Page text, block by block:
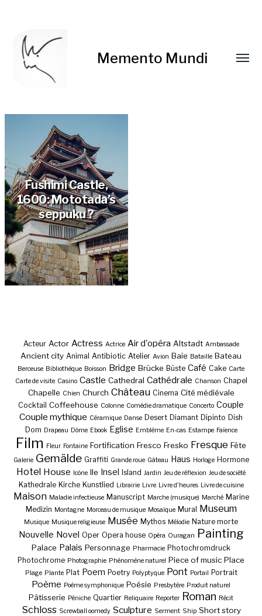
Memento Mundi
Fushimi Castle,
1600: Mototada’s
seppuku ?
Acteur Actor Actress Actrice Air d'opéra Altstadt Ambassade
Ancient city Animal Antibiotic Atelier Avion Baie Bataille Bateau
Berceuse Bibliothèque Boisson Bridge Brücke Büste Café Cake Carte
Carte de visite Casino Castle Cathedral Cathédrale Chanson Chapel
Chapelle Chien Church Château Cinema Cité médiévale
Cocktail Coffeehouse Colonne Comédie dramatique Concerto Couple
Couple mythique Céramique Danse Desert Diamant Dipinto Dish
Dom Drapeau Dôme Ebook Eglise Emblème En-cas Estampe Faïence
Film Fleur Fontaine Fortification Fresco Fresko Fresque Fête
Galerie Gemälde Graffiti Grande roue Gâteau Haus Horloge Hormone
Hotel House Icône Ile Insel Island Jardin Jeu de réflexion Jeu de société
Kathedrale Kirche Kunstlied Librairie Livre Livre d'heures Livre de cuisine
Maison Maladie infectieuse Manuscript Marche (musique) Marché Marine
Medizin Montagne Morceau de musique Mosaïque Mural Museum
Musique Musique religieuse Musée Mythos Mélodie Nature morte
Nouvelle Novel Oper Opera house Opéra Ouragan Painting
Palace Palais Personnage Pharmacie Photochromdruck
Photochrome Photographie Phénomène naturel Piece of music Place
Plage Plante Plat Poem Poetry Polyptyque Pont Portail Portrait
Poème Poème symphonique Poésie Presbytère Produit naturel
Pâtisserie Péniche Quartier Reliquaire Reporter Roman Récit
Schloss Screwball oomedy Sculpture Serment Ship Short story